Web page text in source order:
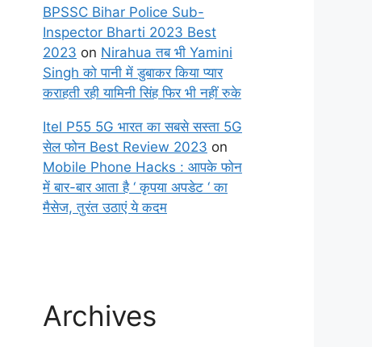
BPSSC Bihar Police Sub-
Inspector Bharti 2023 Best
2023 on Nirahua तब भी Yamini
Singh को पानी में डुबाकर किया प्यार
कराहती रही यामिनी सिंह फिर भी नहीं रुके
Itel P55 5G भारत का सबसे सस्ता 5G
सेल फोन Best Review 2023 on
Mobile Phone Hacks : आपके फोन
में बार-बार आता है ‘ कृपया अपडेट ‘ का
मैसेज, तुरंत उठाएं ये कदम
Archives